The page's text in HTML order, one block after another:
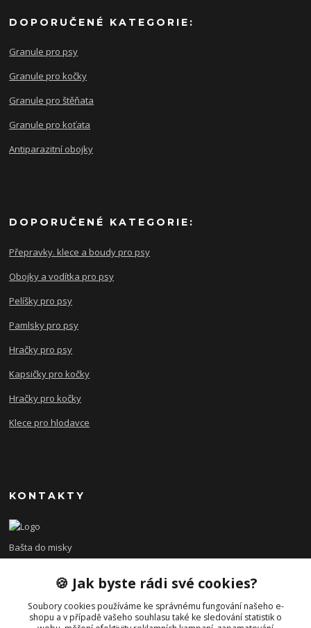
DOPORUČENÉ KATEGORIE:
Granule pro psy
Granule pro kočky
Granule pro štěňata
Granule pro koťata
Antiparazitní obojky
DOPORUČENÉ KATEGORIE:
Přepravky. klece a boudy pro psy
Obojky a vodítka pro psy
Pelíšky pro psy
Pamlsky pro psy
Hračky pro psy
Kapsičky pro kočky
Hračky pro kočky
Klece pro hlodavce
KONTAKTY
Bašta do misky
+420 608 479 610
po - pá 8:00 - 15:00
info@bastadomisky.cz
🍪 Jak byste rádi své cookies?
Soubory cookies používáme ke správnému fungování našeho e-
shopu a v případě vašeho souhlasu také ke sledování statistik o